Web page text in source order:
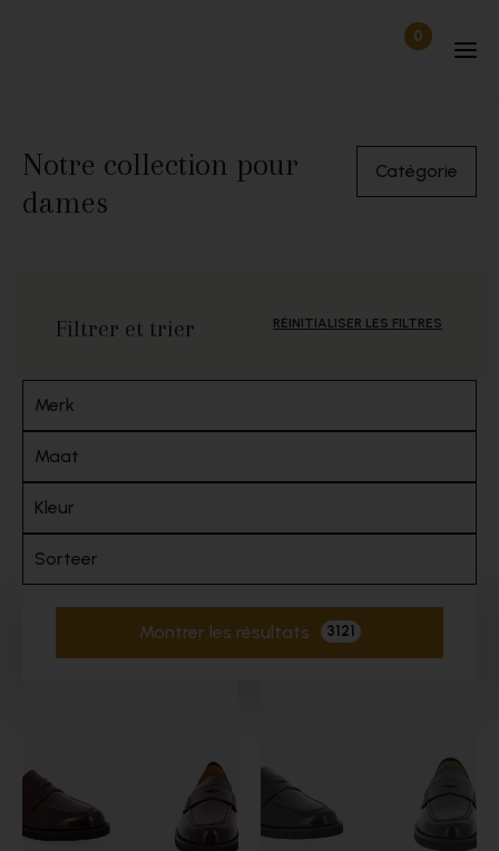
0Articles
Notre collection pour
dames
Catégorie
Filtrer et trier RÉINITIALISER LES FILTRES
Merk
Maat
Kleur
Sorteer
Montrer les résultats 3121Filtres actifs